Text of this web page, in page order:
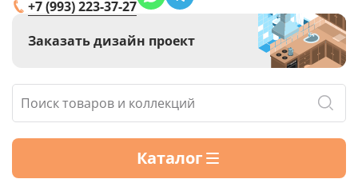
+7 (993) 223-37-27
Заказать дизайн проект
Каталог